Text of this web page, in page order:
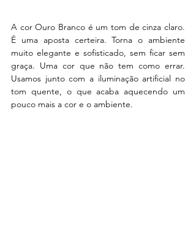
A cor Ouro Branco é um tom de cinza claro.
É uma aposta certeira. Torna o ambiente
muito elegante e sofisticado, sem ficar sem
graça. Uma cor que não tem como errar.
Usamos junto com a iluminação artificial no
tom quente, o que acaba aquecendo um
pouco mais a cor e o ambiente.